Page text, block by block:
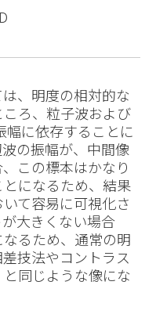
、明度の相対的な
ろ、粒子波および
幅に依存することに
の振幅が、中間像
この標本はかなり
になるため、結果
て容易に可視化さ
大きくない場合
るため、通常の明
技法やコントラス
同じような像にな